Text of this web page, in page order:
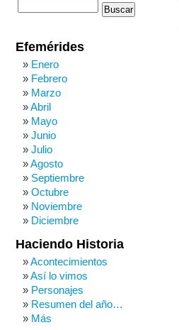
Efemérides
Enero
Febrero
Marzo
Abril
Mayo
Junio
Julio
Agosto
Septiembre
Octubre
Noviembre
Diciembre
Haciendo Historia
Acontecimientos
Así lo vimos
Personajes
Resumen del año…
Más